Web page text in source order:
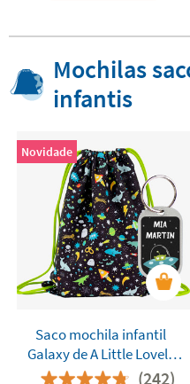
Mochilas
infantis
Novidade
Saco mochila infantil
Galaxy de A Little Lovely
Comany (242)